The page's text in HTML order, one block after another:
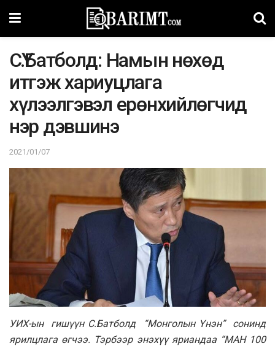
CҮ.Бaтболд: Haмын нөxөд
итгэж xapиуцлaгa
xүлээлгэвэл ерөнхийлөгчид
нэр дэвшинэ
2021/01/07
УИХ-ын гишүүн С.Бaтболд “Moнголын Үнэн” сонинд
ярилцлага өгчээ. Тэрбээр энэхүү яриандаа “MAH 100